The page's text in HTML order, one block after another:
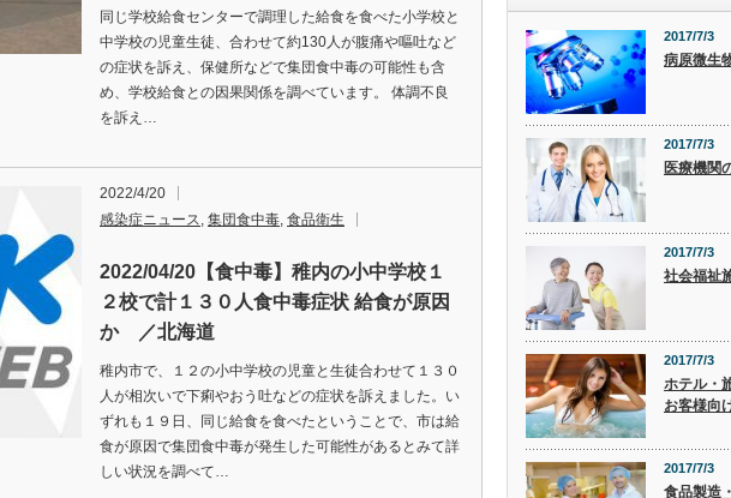
同じ学校給食センターで調理した給食を食べた小学校と
中学校の児童生徒、合わせて約130人が腹痛や嘔吐など
の症状を訴え、保健所などで集団食中毒の可能性も含
め、学校給食との因果関係を調べています。 体調不良
を訴え…
2022/4/20
感染症ニュース, 集団食中毒, 食品衛生
2022/04/20【食中毒】稚内の小中学校１
２校で計１３０人食中毒症状 給食が原因
か ／北海道
稚内市で、１２の小中学校の児童と生徒合わせて１３０
人が相次いで下痢やおう吐などの症状を訴えました。い
ずれも１９日、同じ給食を食べたということで、市は給
食が原因で集団食中毒が発生した可能性があるとみて詳
しい状況を調べて…
2017/7/3
病原微生
2017/7/3
医療機関
2017/7/3
社会福祉
2017/7/3
ホテル・
お客様向
2017/7/3
食品製造